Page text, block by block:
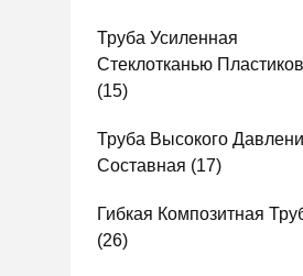
Труба Усиленная
Стеклотканью
(15)
Труба Высокого
Составная (17)
Гибкая Композитная
(26)